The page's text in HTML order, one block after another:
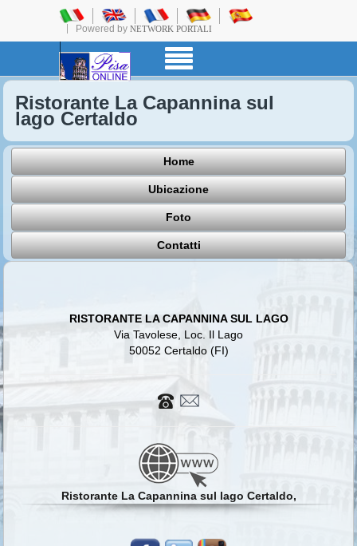
Powered by NETWORK PORTALI
Ristorante La Capannina sul
lago Certaldo
Home
Ubicazione
Foto
Contatti
RISTORANTE LA CAPANNINA SUL LAGO
Via Tavolese, Loc. Il Lago
50052 Certaldo (FI)
Ristorante La Capannina sul lago Certaldo,